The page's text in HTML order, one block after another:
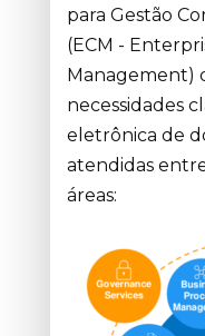
para Gestão
(ECM -
Management)
necessidades
eletrônica de
atendidas
áreas: